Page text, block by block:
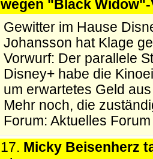
wegen "Black
Gewitter im Hause
Johansson hat Klage
Vorwurf: Der parallele
Disney+ habe die
um erwartetes Geld
Mehr noch, die
Forum: Aktuelles Forum
17. Micky Beisenherz